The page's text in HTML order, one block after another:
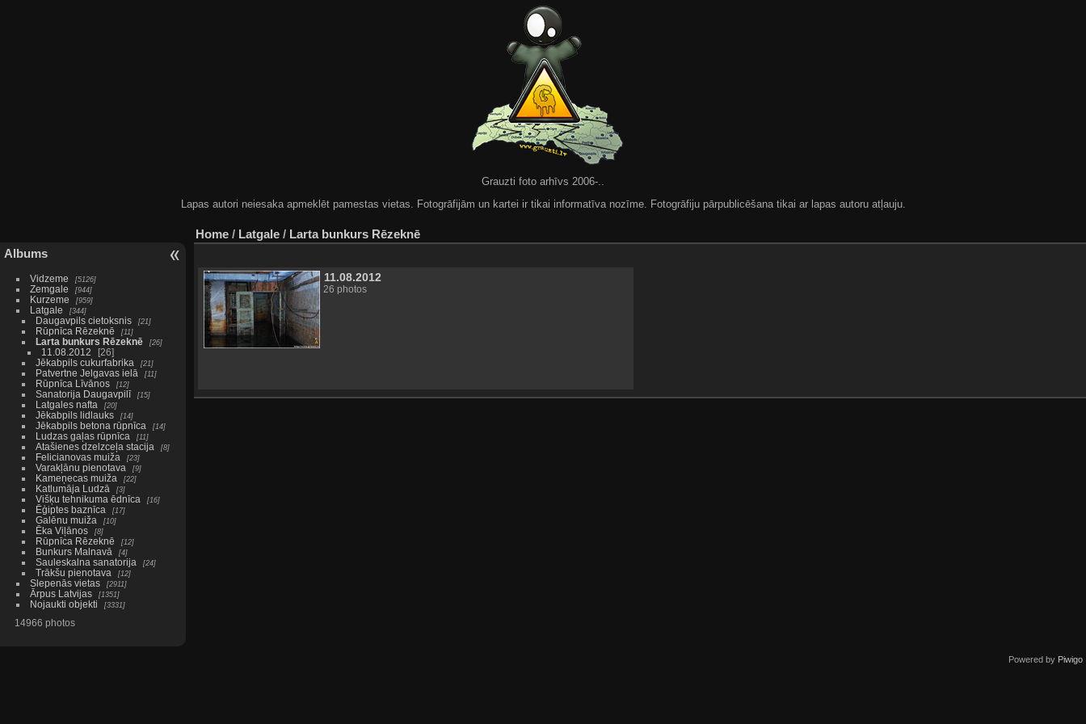
Grauzti foto arhīvs 2006-..
Lapas autori neiesaka apmeklēt pamestas vietas. Fotogrāfijām un kartei ir tikai informatīva nozīme. Fotogrāfiju pārpublicēšana tikai ar lapas autoru atļauju.
Albums
Vidzeme 5126
Zemgale 944
Kurzeme 959
Latgale 344
Daugavpils cietoksnis 21
Rūpnīca Rēzeknē 11
Larta bunkurs Rēzeknē 26
11.08.2012
26
Jēkabpils cukurfabrika
21
Patvertne Jelgavas ielā 11
Rūpnīca Līvānos 12
Sanatorija Daugavpilī 15
Latgales nafta 20
Jēkabpils lidlauks 14
Jēkabpils betona rūpnīca 14
Ludzas gaļas rūpnīca 11
Atašienes dzelzceļa stacija 8
Felicianovas muiža 23
Varakļānu pienotava 9
Kameņecas muiža 22
Katlumāja Ludzā 3
Višķu tehnikuma ēdnīca 16
Ēģiptes baznīca 17
Galēnu muiža 10
Ēka Viļānos 8
Rūpnīca Rēzeknē 12
Bunkurs Malnavā 4
Sauleskalna sanatorija 24
Trākšu pienotava 12
Slepenās vietas 2911
Ārpus Latvijas 1351
Nojaukti objekti 3331
14966 photos
Home / Latgale / Larta bunkurs Rēzeknē
11.08.2012
26 photos
Powered by Piwigo